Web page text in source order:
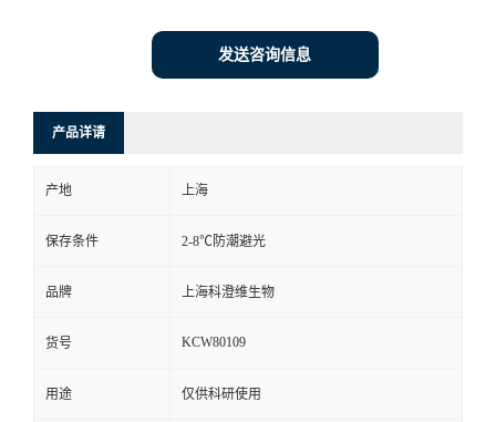
发送咨询信息
产品详请
产地 上海
保存条件 2-8℃防潮避光
品牌 上海科澄维生物
货号 KCW80109
用途 仅供科研使用